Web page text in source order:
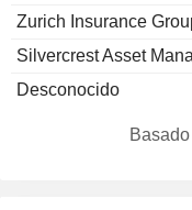
Zurich Insurance
Silvercrest Asset
Desconocido